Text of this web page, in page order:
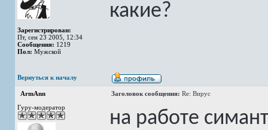
Зарегистрирован:
Пт, сен 23 2005, 12:34
Сообщения: 1219
Пол: Мужской
какие?
Вернуться к началу
ArmAnn Заголовок сообщения: Re: Вирус
Гуру-модератор
на работе